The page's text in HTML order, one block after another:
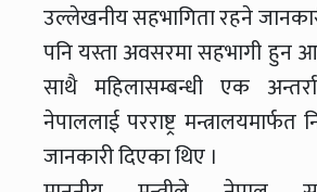
उल्लेखनीय सहभागिता रहने
पनि यस्ता अवसरमा सहभागी हुन
साथै महिलासम्बन्धी एक
नेपाललाई परराष्ट्र मन्त्रालयमार्फत
जानकारी दिएका थिए ।